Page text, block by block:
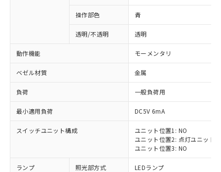
操作部色 青
透明/不透明 透明
動作機能 モーメンタリ
ベゼル材質 金属
負荷 一般負荷用
最小適用負荷 DC5V 6mA
スイッチユニット構成
ユニット位置1: NO
ユニット位置2: 点灯ユニット
ユニット位置3: NO
ランプ 照光部方式 LEDランプ